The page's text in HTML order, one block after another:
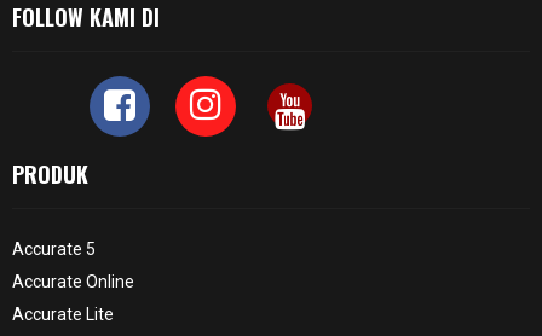
FOLLOW KAMI DI
PRODUK
Accurate 5
Accurate Online
Accurate Lite